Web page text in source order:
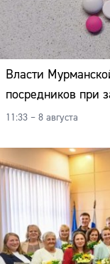
Власти
посредников при
11:33 – 8 августа